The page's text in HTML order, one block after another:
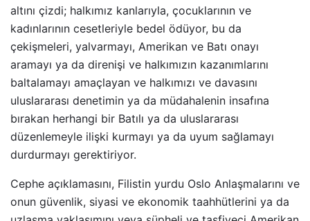
altını çizdi; halkımız kanlarıyla, çocuklarının ve
kadınlarının cesetleriyle bedel ödüyor, bu da
çekişmeleri, yalvarmayı, Amerikan ve Batı onayı
aramayı ya da direnişi ve halkımızın kazanımlarını
baltalamayı amaçlayan ve halkımızı ve davasını
uluslararası denetimin ya da müdahalenin insafına
bırakan herhangi bir Batılı ya da uluslararası
düzenlemeyle ilişki kurmayı ya da uyum sağlamayı
durdurmayı gerektiriyor.
Cephe açıklamasını, Filistin yurdu Oslo Anlaşmalarını ve
onun güvenlik, siyasi ve ekonomik taahhütlerini ya da